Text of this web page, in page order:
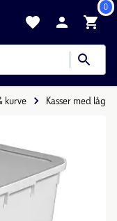
0
kurve Kasser med låg